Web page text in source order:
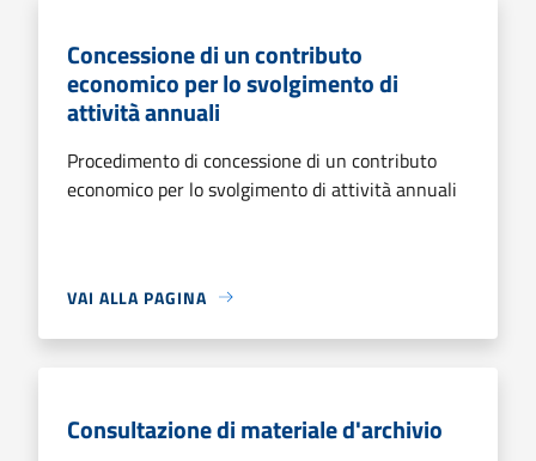
Concessione di un contributo
economico per lo svolgimento di
attività annuali
Procedimento di concessione di un contributo
economico per lo svolgimento di attività annuali
VAI ALLA PAGINA
Consultazione di materiale d'archivio